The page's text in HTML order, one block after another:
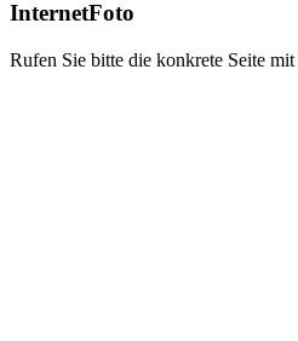
InternetFoto
Rufen Sie bitte die konkrete Seite